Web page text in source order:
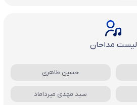
لیست مداحان
حسین طاهری
سید مهدی میرداماد